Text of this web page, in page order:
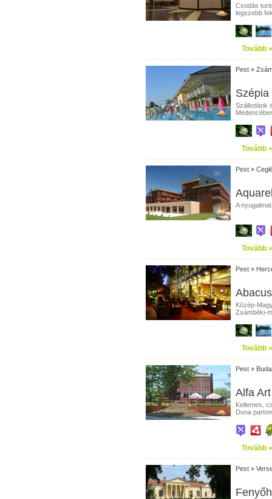
Csodás
legszebb
Tovább »
Pest »
Szépia
Szállodánk
Tovább »
Pest »
A
Tovább »
Pest »
Közép-
Zsámbéki-
Tovább »
Pest »
Alfa
Kellemes,
Duna
Tovább »
Pest »